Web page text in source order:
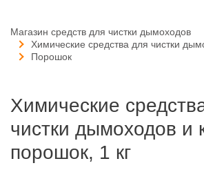
Магазин средств для чистки дымоходов
Химические средства для чистки
Порошок
Химические
чистки дымоходов и
порошок, 1 кг